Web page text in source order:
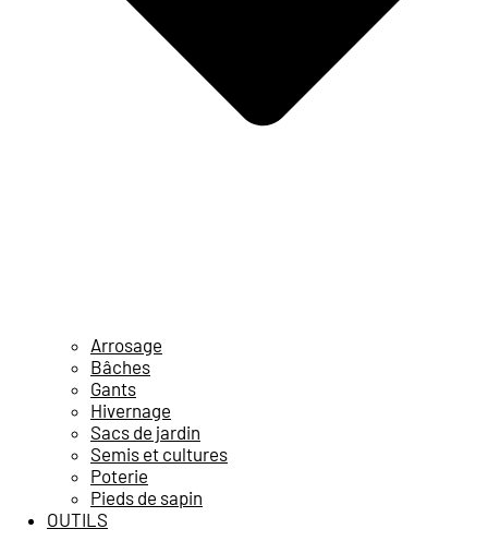
Arrosage
Bâches
Gants
Hivernage
Sacs de jardin
Semis et cultures
Poterie
Pieds de sapin
OUTILS